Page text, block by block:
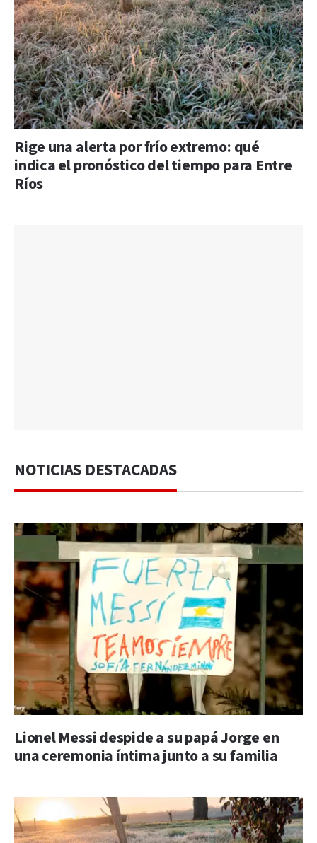
Rige una alerta por frío extremo: qué
indica el pronóstico del tiempo para Entre
Ríos
NOTICIAS DESTACADAS
Lionel Messi despide a su papá Jorge en
una ceremonia íntima junto a su familia